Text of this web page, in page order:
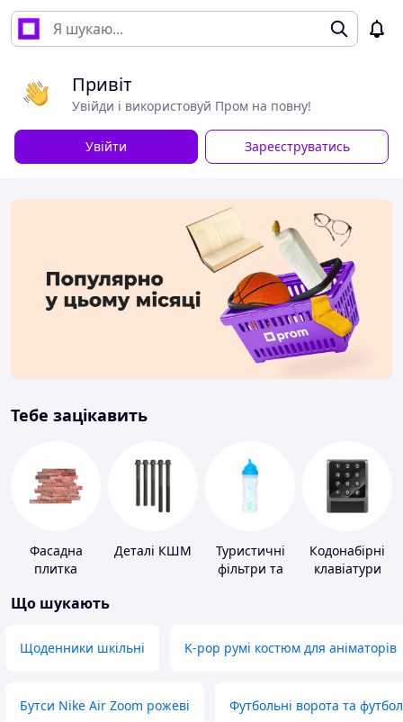
Привіт
Увійди і використовуй Пром на повну!
Увійти Зареєструватись
Тебе зацікавить
Фасадна
плитка
Деталі КШМ
Туристичні
фільтри та
Кодонабірні
клавіатури
Що шукають
Щоденники шкільні K-pop румі костюм для аніматорів
Бутси Nike Air Zoom рожеві Футбольні ворота та